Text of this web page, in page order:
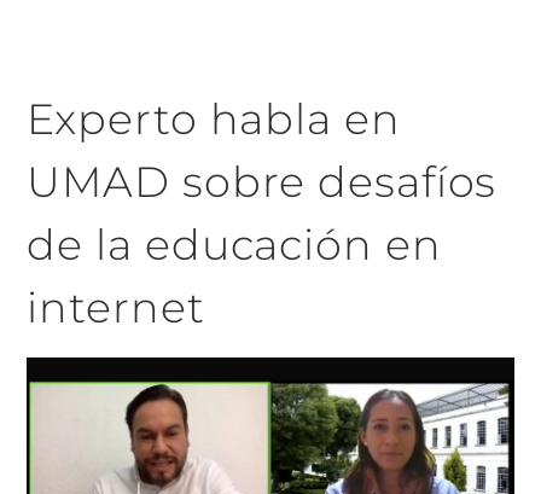
Experto habla en
UMAD sobre desafíos
de la educación en
internet